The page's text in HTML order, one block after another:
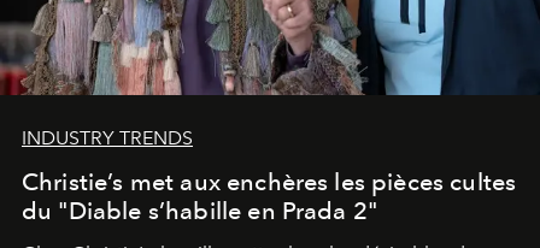
INDUSTRY TRENDS
Christie’s met aux enchères les pièces cultes
du "Diable s’habille en Prada 2"